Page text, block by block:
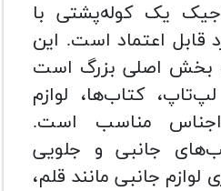
یک کوله‌پشتی با
قابل اعتماد است. این
بخش اصلی بزرگ است
کتاب‌ها، لوازم
مناسب است.
جانبی و جلویی
جانبی مانند قلم،